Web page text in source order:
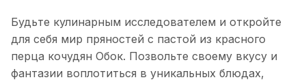
Будьте кулинарным исследователем и откройте
для себя мир пряностей с пастой из красного
перца кочудян Обок. Позвольте своему вкусу и
фантазии воплотиться в уникальных блюдах,